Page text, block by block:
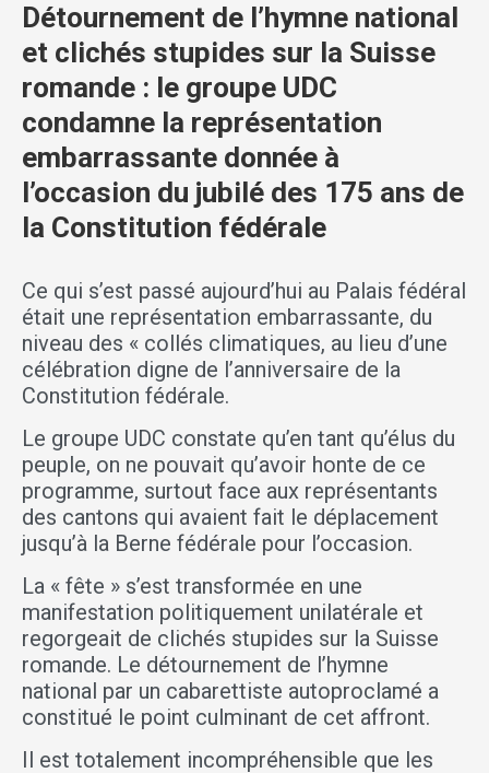
Détournement de l’hymne national
et clichés stupides sur la Suisse
romande : le groupe UDC
condamne la représentation
embarrassante donnée à
l’occasion du jubilé des 175 ans de
la Constitution fédérale
Ce qui s’est passé aujourd’hui au Palais fédéral
était une représentation embarrassante, du
niveau des « collés climatiques, au lieu d’une
célébration digne de l’anniversaire de la
Constitution fédérale.
Le groupe UDC constate qu’en tant qu’élus du
peuple, on ne pouvait qu’avoir honte de ce
programme, surtout face aux représentants
des cantons qui avaient fait le déplacement
jusqu’à la Berne fédérale pour l’occasion.
La « fête » s’est transformée en une
manifestation politiquement unilatérale et
regorgeait de clichés stupides sur la Suisse
romande. Le détournement de l’hymne
national par un cabarettiste autoproclamé a
constitué le point culminant de cet affront.
Il est totalement incompréhensible que les